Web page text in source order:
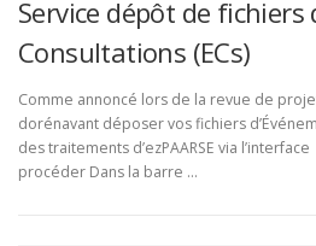
Service dépôt de fichiers
Consultations (ECs)
Comme annoncé lors de la revue de
dorénavant déposer vos fichiers
des traitements d’ezPAARSE via
procéder Dans la barre …